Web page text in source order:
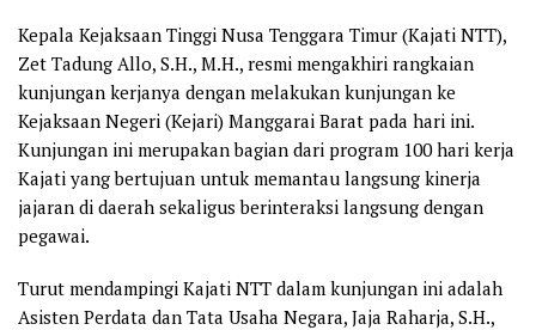
Kepala Kejaksaan Tinggi Nusa Tenggara Timur (Kajati NTT),
Zet Tadung Allo, S.H., M.H., resmi mengakhiri rangkaian
kunjungan kerjanya dengan melakukan kunjungan ke
Kejaksaan Negeri (Kejari) Manggarai Barat pada hari ini.
Kunjungan ini merupakan bagian dari program 100 hari kerja
Kajati yang bertujuan untuk memantau langsung kinerja
jajaran di daerah sekaligus berinteraksi langsung dengan
pegawai.
Turut mendampingi Kajati NTT dalam kunjungan ini adalah
Asisten Perdata dan Tata Usaha Negara, Jaja Raharja, S.H.,